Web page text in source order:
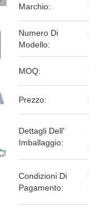
Marchio:
Numero Di
Modello:
MOQ:
Prezzo:
Dettagli Dell'
Imballaggio:
Condizioni Di
Pagamento: